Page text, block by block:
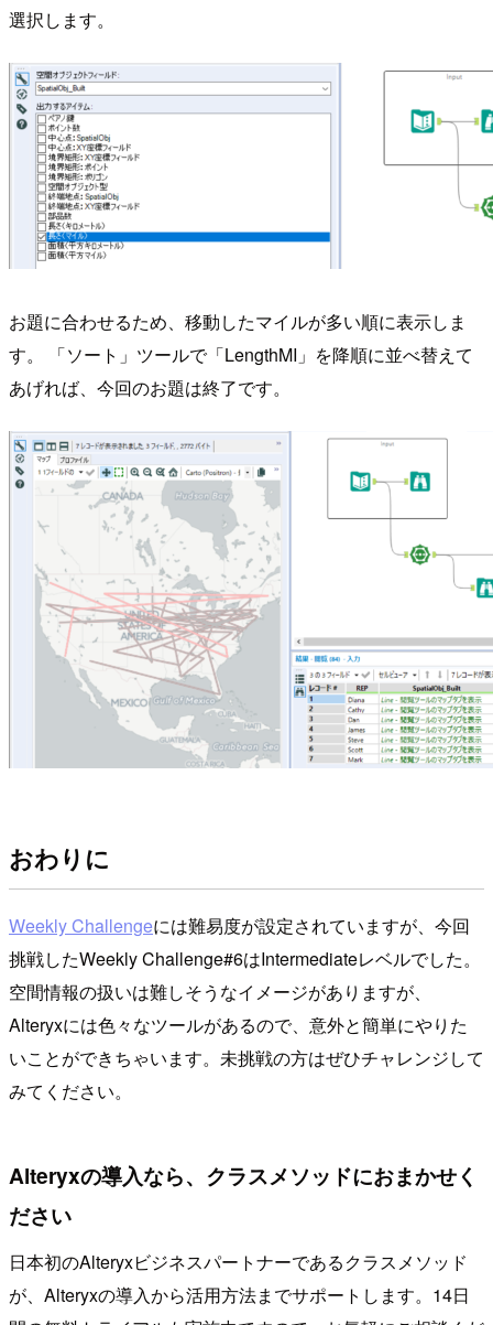
選択します。
お題に合わせるため、移動したマイルが多い順に表示しま
す。 「ソート」ツールで「LengthMI」を降順に並べ替えて
あげれば、今回のお題は終了です。
おわりに
Weekly Challengeには難易度が設定されていますが、今回
挑戦したWeekly Challenge#6はIntermediateレベルでした。
空間情報の扱いは難しそうなイメージがありますが、
Alteryxには色々なツールがあるので、意外と簡単にやりた
いことができちゃいます。未挑戦の方はぜひチャレンジして
みてください。
Alteryxの導入なら、クラスメソッドにおまかせく
ださい
日本初のAlteryxビジネスパートナーであるクラスメソッド
が、Alteryxの導入から活用方法までサポートします。14日